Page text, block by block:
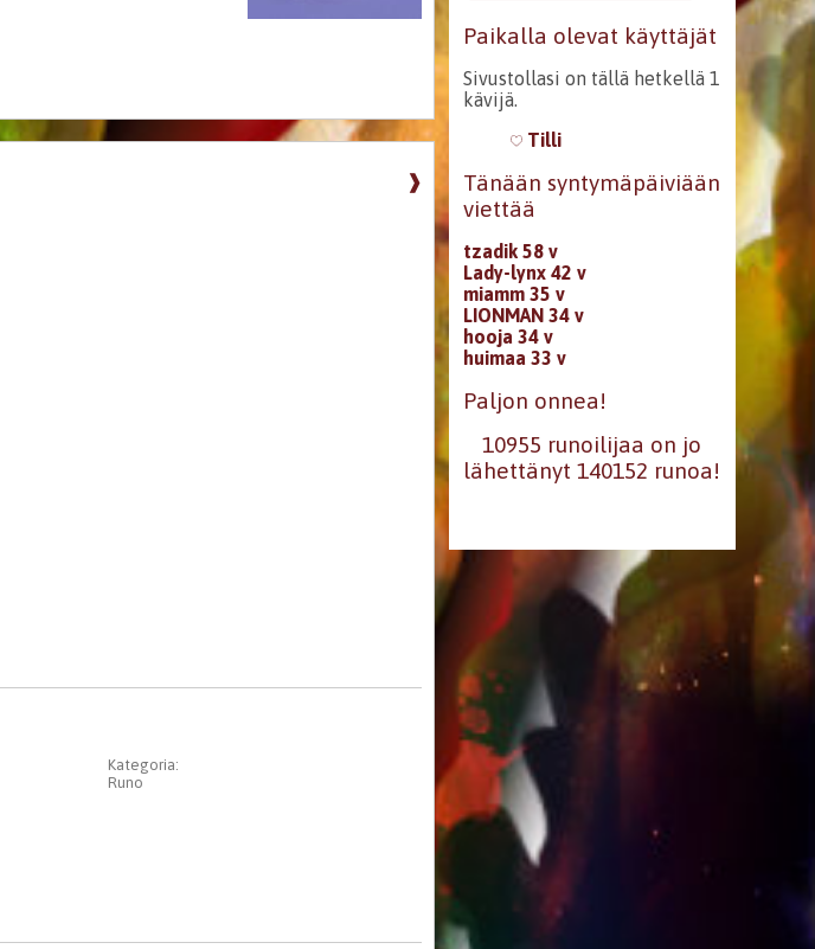
❱
Kategoria:
Runo
Paikalla olevat käyttäjät
Sivustollasi on tällä hetkellä 1
kävijä.
Tilli
Tänään syntymäpäiviään
viettää
tzadik 58 v
Lady-lynx 42 v
miamm 35 v
LIONMAN 34 v
hooja 34 v
huimaa 33 v
Paljon onnea!
10955 runoilijaa on jo
lähettänyt 140152 runoa!